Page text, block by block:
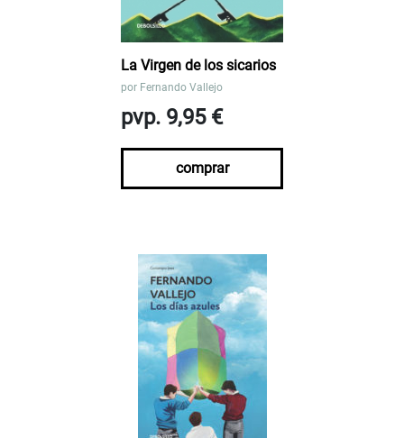
La Virgen de los sicarios
por Fernando Vallejo
pvp. 9,95 €
comprar